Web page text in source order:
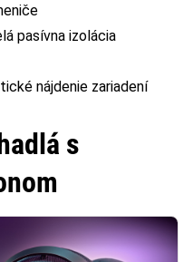
pasívna izolácia
nájdenie zariadení
s